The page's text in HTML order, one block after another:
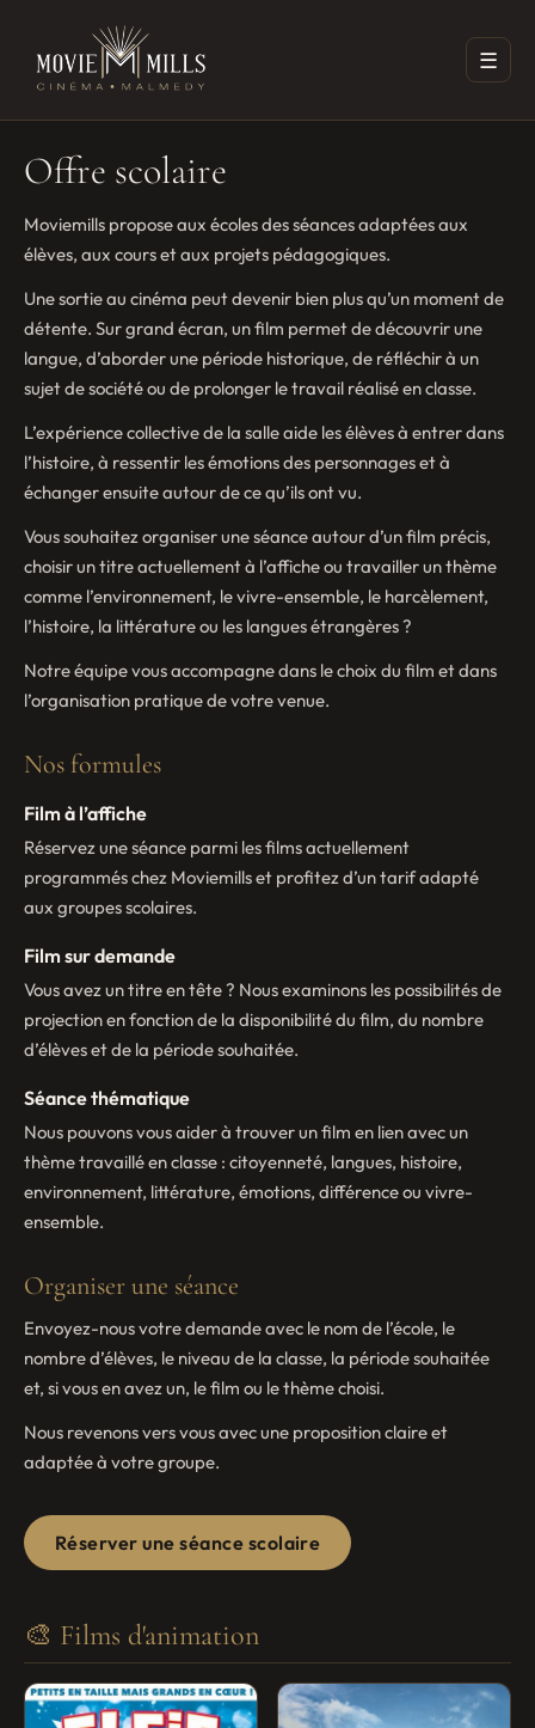
☰
Offre scolaire
Moviemills propose aux écoles des séances adaptées aux
élèves, aux cours et aux projets pédagogiques.
Une sortie au cinéma peut devenir bien plus qu’un moment de
détente. Sur grand écran, un film permet de découvrir une
langue, d’aborder une période historique, de réfléchir à un
sujet de société ou de prolonger le travail réalisé en classe.
L’expérience collective de la salle aide les élèves à entrer dans
l’histoire, à ressentir les émotions des personnages et à
échanger ensuite autour de ce qu’ils ont vu.
Vous souhaitez organiser une séance autour d’un film précis,
choisir un titre actuellement à l’affiche ou travailler un thème
comme l’environnement, le vivre-ensemble, le harcèlement,
l’histoire, la littérature ou les langues étrangères ?
Notre équipe vous accompagne dans le choix du film et dans
l’organisation pratique de votre venue.
Nos formules
Film à l’affiche
Réservez une séance parmi les films actuellement
programmés chez Moviemills et profitez d’un tarif adapté
aux groupes scolaires.
Film sur demande
Vous avez un titre en tête ? Nous examinons les possibilités de
projection en fonction de la disponibilité du film, du nombre
d’élèves et de la période souhaitée.
Séance thématique
Nous pouvons vous aider à trouver un film en lien avec un
thème travaillé en classe : citoyenneté, langues, histoire,
environnement, littérature, émotions, différence ou vivre-
ensemble.
Organiser une séance
Envoyez-nous votre demande avec le nom de l’école, le
nombre d’élèves, le niveau de la classe, la période souhaitée
et, si vous en avez un, le film ou le thème choisi.
Nous revenons vers vous avec une proposition claire et
adaptée à votre groupe.
Réserver une séance scolaire
🎨 Films d'animation